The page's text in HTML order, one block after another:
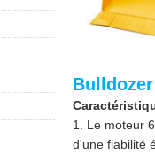
Bulldozer
1. Le moteur
d'une fiabilité